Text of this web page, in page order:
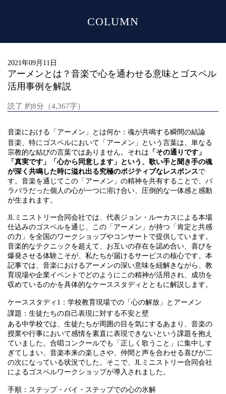
COLUMN
2021年09月11日
アーメンとは？音楽で心を通わせる意味とゴスペル
活用事例を解説
読了 約8分（4,367字）
音楽における「アーメン」とは何か：魂が共鳴する瞬間の結論
音楽、特にゴスペルにおいて「アーメン」という言葉は、単なる
宗教的な結びの言葉ではありません。それは 「その通りです」
「真実です」「心から同意します」という、歌い手と聞き手の魂
が深く共鳴した時に溢れ出る究極のポジティブなレスポンスで
す。音楽を通じてこの「アーメン」の精神を共有することで、バ
ラバラだった個人の心が一つに溶け合い、圧倒的な一体感と感動
が生まれます。
JLミニストリー合同会社では、代表ジョン・ルーカスによる本場
仕込みのゴスペルを通じ、この「アーメン」が持つ「肯定と共感
の力」を全国のワークショップやコンサートで提供しています。
音楽的なテクニックを超えて、お互いの存在を認め合い、喜びを
爆発させる体験こそが、私たちが届けるサービスの核心です。本
記事では、音楽におけるアーメンの深い意味を紐解きながら、教
育現場や企業イベントでどのようにこの精神が活用され、成功を
収めているのかを具体的なケーススタディとともに解説します。
ケーススタディ1：学校教育現場での「心の解放」とアーメン
課題：生徒たちの自己表現に対する不安と壁
ある中学校では、生徒たちが周囲の目を気にするあまり、音楽の
授業や行事において感情を素直に表現できないという課題を抱え
ていました。合唱コンクールでも「正しく歌うこと」に集中しす
ぎてしまい、音楽本来の楽しさや、仲間と声を合わせる喜びが二
の次になっている状況でした。そこで、JLミニストリー合同会社
によるゴスペルワークショップが導入されました。
手順：ステップ・バイ・ステップでの心の氷解